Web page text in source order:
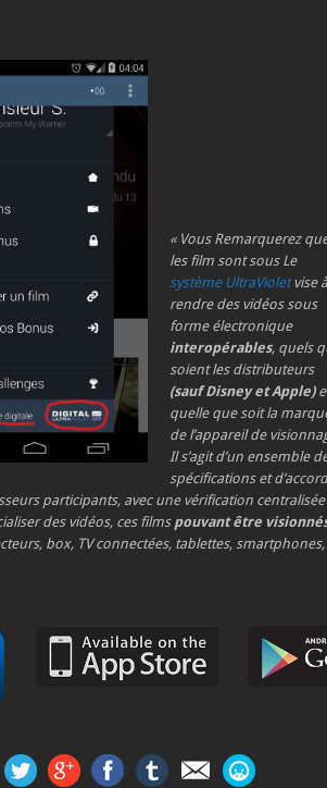
« Vous Remarquerez
les film sont sous Le
système UltraVioletvise à
rendre des vidéos sous
forme électronique
interopérables, quels
soient les distributeurs
(sauf Disney et Apple)
quelle que soit la
de l’appareil de
Il s’agit d’un ensemble
spécifications et
participants, avec une vérification
des vidéos, ces films pouvant être
box, TV connectées, tablettes, smartphones,